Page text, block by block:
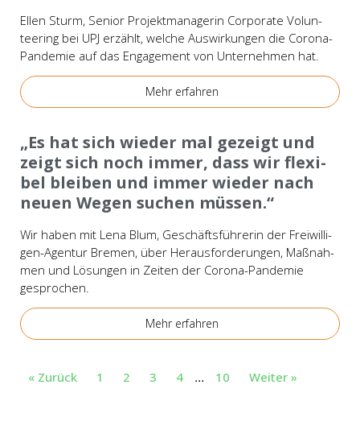
Ellen Sturm, Seni­or Pro­jekt­ma­na­ge­rin Cor­po­ra­te Vol­un­
tee­ring bei UPJ erzählt, wel­che Aus­wir­kun­gen die Coro­­na-
Pan­­de­­mie auf das Enga­ge­ment von Unter­neh­men hat.
Mehr erfah­ren
„Es hat sich wie­der mal gezeigt und
zeigt sich noch immer, dass wir fle­xi­
bel blei­ben und immer wie­der nach
neu­en Wegen suchen müs­sen.“
Wir haben mit Lena Blum, Geschäfts­füh­re­rin der Frei­wil­­li­
gen-Agen­­tur Bre­men, über Her­aus­for­de­run­gen, Maß­nah­
men und Lösun­gen in Zei­ten der Coro­­na-Pan­­de­­mie
gespro­chen.
Mehr erfah­ren
« Zurück 1 2 3 4 … 10 Wei­ter »